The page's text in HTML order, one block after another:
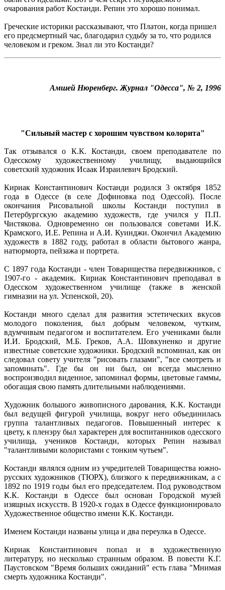
очарования работ Костанди. Репин это хорошо понимал.
Греческие историки рассказывают, что Платон, когда пришел
его предсмертный час, благодарил судьбу за то, что родился
человеком и греком. Знал ли это Костанди?
Амшей Нюренберг. Журнал "Одесса", № 2, 1996
"Сильный мастер с хорошим чувством колорита"
Так отзывался о К.К. Костанди, своем преподавателе по
Одесскому художественному училищу, выдающийся
советский художник Исаак Израилевич Бродский.
Кириак Константинович Костанди родился 3 октября 1852
года в Одессе (в селе Дофиновка под Одессой). После
окончания Рисовальной школы Костанди поступил в
Петербургскую академию художеств, где учился у П.П.
Чистякова. Одновременно он пользовался советами И.К.
Крамского, И.Е. Репина и А.И. Куинджи. Окончил Академию
художеств в 1882 году, работал в области бытового жанра,
натюрморта, пейзажа и портрета.
С 1897 года Костанди - член Товарищества передвижников, с
1907-го - академик. Кириак Константинович преподавал в
Одесском художественном училище (также в женской
гимназии на ул. Успенской, 20).
Костанди много сделал для развития эстетических вкусов
молодого поколения, был добрым человеком, чутким,
вдумчивым педагогом и воспитателем. Его учениками были
И.И. Бродский, М.Б. Греков, А.А. Шовкуненко и другие
известные советские художники. Бродский вспоминал, как он
следовал совету учителя "рисовать глазами", "все смотреть и
запоминать". Где бы он ни был, он всегда мысленно
воспроизводил виденное, запоминал формы, цветовые гаммы,
обогащая свою память длительными наблюдениями.
Художник большого живописного дарования, К.К. Костанди
был ведущей фигурой училища, вокруг него объединилась
группа талантливых педагогов. Повышенный интерес к
цвету, к пленэру был характерен для воспитанников одесского
училища, учеников Костанди, которых Репин называл
"талантливыми колористами с тонким чутьем".
Костанди являлся одним из учредителей Товарищества южно-
русских художников (ТЮРХ), близкого к передвижникам, а с
1892 по 1919 годы был его председателем. Под руководством
К.К. Костанди в Одессе был основан Городской музей
изящных искусств. В 1920-х годах в Одессе функционировало
Художественное общество имени К.К. Костанди.
Именем Костанди названы улица и два переулка в Одессе.
Кириак Константинович попал и в художественную
литературу, но несколько странным образом. В повести К.Г.
Паустовском "Время больших ожиданий" есть глава "Мнимая
смерть художника Костанди".